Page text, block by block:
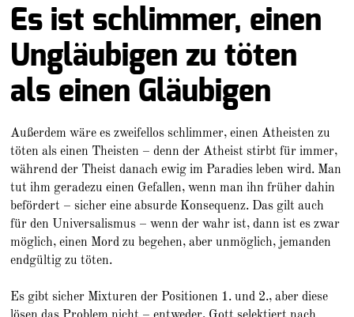
Es ist schlimmer, einen
Ungläubigen zu töten
als einen Gläubigen
Außerdem wäre es zweifellos schlimmer, einen Atheisten zu
töten als einen Theisten – denn der Atheist stirbt für immer,
während der Theist danach ewig im Paradies leben wird. Man
tut ihm geradezu einen Gefallen, wenn man ihn früher dahin
befördert – sicher eine absurde Konsequenz. Das gilt auch
für den Universalismus – wenn der wahr ist, dann ist es zwar
möglich, einen Mord zu begehen, aber unmöglich, jemanden
endgültig zu töten.
Es gibt sicher Mixturen der Positionen 1. und 2., aber diese